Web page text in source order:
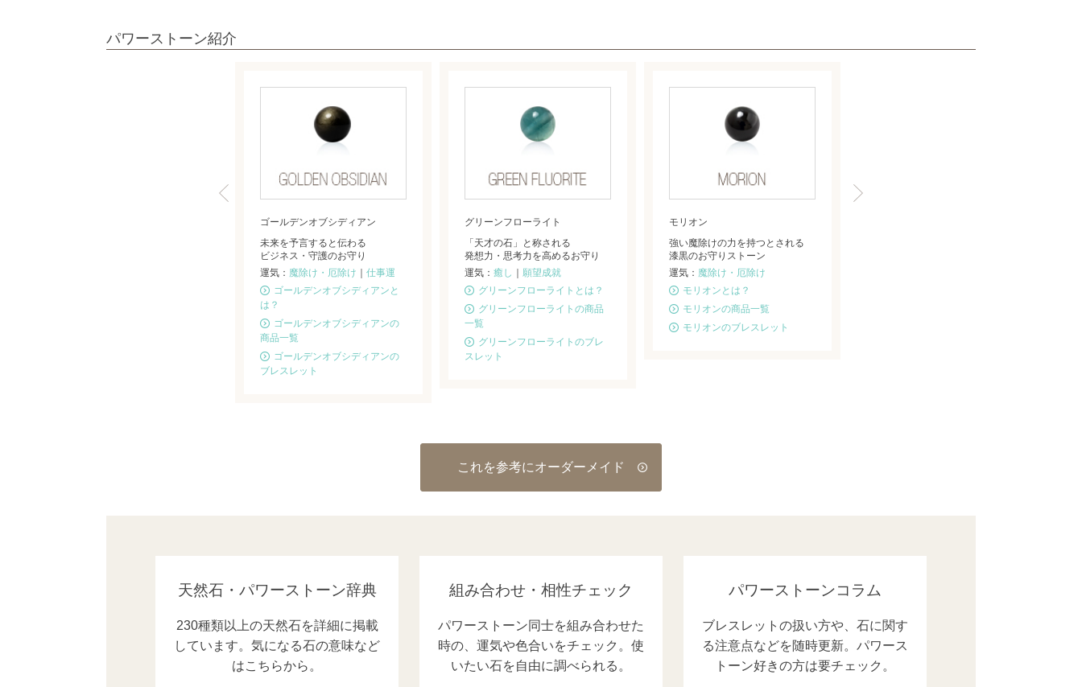
パワーストーン紹介
ゴールデンオブシディアン
未来を予言すると伝わる
ビジネス・守護のお守り
運気： 魔除け・厄除け
仕事運
ゴールデンオブシディアンと
は？
ゴールデンオブシディアンの
商品一覧
ゴールデンオブシディアンの
ブレスレット
グリーンフローライト
「天才の石」と称される
発想力・思考力を高めるお守り
運気： 癒し
願望成就
グリーンフローライトとは？
グリーンフローライトの商品
一覧
グリーンフローライトのブレ
スレット
モリオン
強い魔除けの力を持つとされる
漆黒のお守りストーン
運気： 魔除け・厄除け
モリオンとは？
モリオンの商品一覧
モリオンのブレスレット
これを参考にオーダーメイド
天然石・パワーストーン辞典
230種類以上の天然石を詳細に掲載
しています。気になる石の意味など
はこちらから。
組み合わせ・相性チェック
パワーストーン同士を組み合わせた
時の、運気や色合いをチェック。使
いたい石を自由に調べられる。
パワーストーンコラム
ブレスレットの扱い方や、石に関す
る注意点などを随時更新。パワース
トーン好きの方は要チェック。